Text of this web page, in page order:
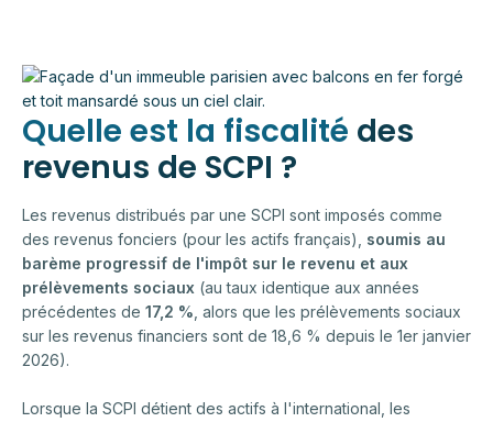
Quelle est la fiscalité des
revenus de SCPI ?
Les revenus distribués par une SCPI sont imposés comme
des revenus fonciers (pour les actifs français), soumis au
barème progressif de l'impôt sur le revenu et aux
prélèvements sociaux (au taux identique aux années
précédentes de 17,2 % , alors que les prélèvements sociaux
sur les revenus financiers sont de 18,6 % depuis le 1er janvier
2026).
Lorsque la SCPI détient des actifs à l'international, les